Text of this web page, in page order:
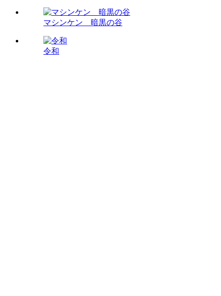
マシンケン 暗黒の谷
令和